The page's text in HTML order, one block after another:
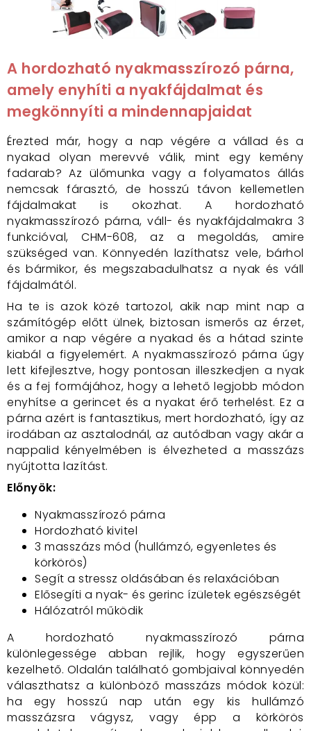
A hordozható nyakmasszírozó párna,
amely enyhíti a nyakfájdalmat és
megkönnyíti a mindennapjaidat
Érezted már, hogy a nap végére a vállad és a
nyakad olyan merevvé válik, mint egy kemény
fadarab? Az ülőmunka vagy a folyamatos állás
nemcsak fárasztó, de hosszú távon kellemetlen
fájdalmakat is okozhat. A hordozható
nyakmasszírozó párna, váll- és nyakfájdalmakra 3
funkcióval, CHM-608, az a megoldás, amire
szükséged van. Könnyedén lazíthatsz vele, bárhol
és bármikor, és megszabadulhatsz a nyak és váll
fájdalmától.
Ha te is azok közé tartozol, akik nap mint nap a
számítógép előtt ülnek, biztosan ismerős az érzet,
amikor a nap végére a nyakad és a hátad szinte
kiabál a figyelemért. A nyakmasszírozó párna úgy
lett kifejlesztve, hogy pontosan illeszkedjen a nyak
és a fej formájához, hogy a lehető legjobb módon
enyhítse a gerincet és a nyakat érő terhelést. Ez a
párna azért is fantasztikus, mert hordozható, így az
irodában az asztalodnál, az autódban vagy akár a
nappalid kényelmében is élvezheted a masszázs
nyújtotta lazítást.
Előnyök:
Nyakmasszírozó párna
Hordozható kivitel
3 masszázs mód (hullámzó, egyenletes és
körkörös)
Segít a stressz oldásában és relaxációban
Elősegíti a nyak- és gerinc ízületek egészségét
Hálózatról működik
A hordozható nyakmasszírozó párna
különlegessége abban rejlik, hogy egyszerűen
kezelhető. Oldalán található gombjaival könnyedén
választhatsz a különböző masszázs módok közül:
ha egy hosszú nap után egy kis hullámzó
masszázsra vágysz, vagy épp a körkörös